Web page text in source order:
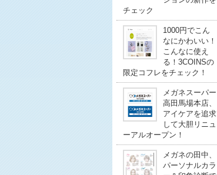
チェック
1000円でこん
なにかわいい！
こんなに使え
る！3COINSの
限定コフレをチェック！
メガネスーパー
高田馬場本店、
アイケアを追求
して大胆リニュ
ーアルオープン！
メガネの田中、
パーソナルカラ